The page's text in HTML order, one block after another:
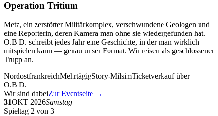
Operation Tritium
Metz, ein zerstörter Militärkomplex, verschwundene Geologen und
eine Reporterin, deren Kamera man ohne sie wiedergefunden hat.
O.B.D. schreibt jedes Jahr eine Geschichte, in der man wirklich
mitspielen kann — genau unser Format. Wir reisen als geschlossener
Trupp an.
NordostfrankreichMehrtägigStory-MilsimTicketverkauf über
O.B.D.
Wir sind dabeiZur Eventseite →
31OKT 2026Samstag
Spieltag 2 von 3